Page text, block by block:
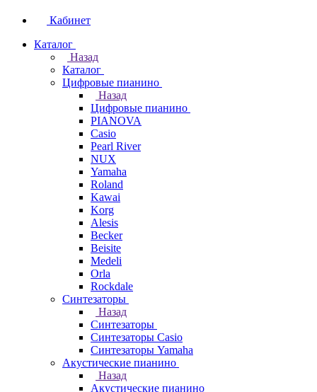
Кабинет
Каталог
Назад
Каталог
Цифровые пианино
Назад
Цифровые пианино
PIANOVA
Casio
Pearl River
NUX
Yamaha
Roland
Kawai
Korg
Alesis
Becker
Beisite
Medeli
Orla
Rockdale
Синтезаторы
Назад
Синтезаторы
Синтезаторы Casio
Синтезаторы Yamaha
Акустические пианино
Назад
Акустические пианино